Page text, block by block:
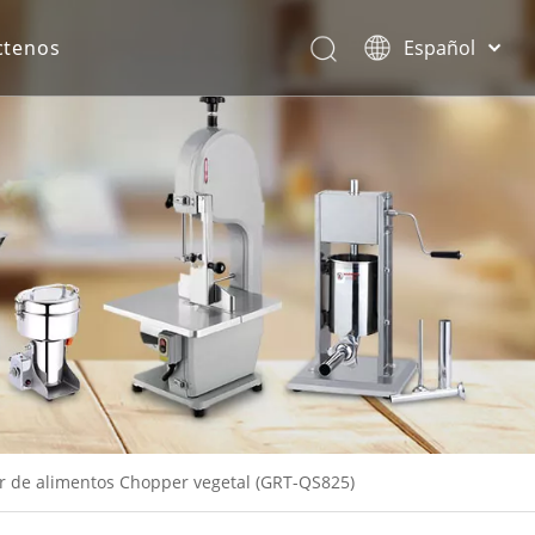
Español
English
de alimentos Chopper vegetal (GRT-QS825)